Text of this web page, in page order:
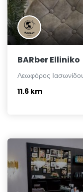
BARber Elliniko
Λεωφόρος
11.6 km